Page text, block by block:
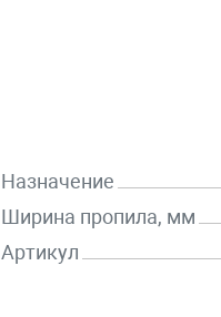
Назначение
Ширина пропила, мм
Артикул